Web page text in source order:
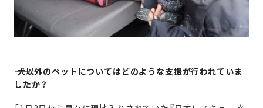
―― 犬以外のペットについてはどのような支援が行われていま
したか？